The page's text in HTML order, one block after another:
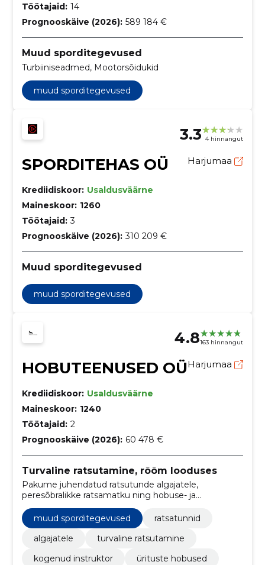
Töötajaid: 14
Prognooskäive (2026): 589 184 €
Muud sporditegevused
Turbiiniseadmed, Mootorsõidukid
muud sporditegevused
3.3 4 hinnangut
SPORDITEHAS OÜ Harjumaa
Krediidiskoor: Usaldusväärne
Maineskoor: 1260
Töötajaid: 3
Prognooskäive (2026): 310 209 €
Muud sporditegevused
muud sporditegevused
4.8163 hinnangut
HOBUTEENUSED OÜHarjumaa
Krediidiskoor: Usaldusväärne
Maineskoor: 1240
Töötajaid: 2
Prognooskäive (2026): 60 478 €
Turvaline ratsutamine, rõõm looduses
Pakume juhendatud ratsutunde algajatele,
peresõbralikke ratsamatku ning hobuse- ja
poniüürimist üritusteks. Maalähedane taluelamus ja
hoolivad hobused loovad turvalise ja rõõmsa päeva.
muud sporditegevused
ratsatunnid
algajatele
turvaline ratsutamine
kogenud instruktor
ürituste hobused